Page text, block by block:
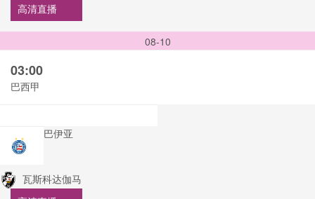
高清直播
08-10
03:00
巴西甲
巴伊亚
瓦斯科达伽马